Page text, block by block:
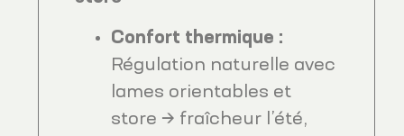
Confort thermique :
Régulation naturelle avec
lames orientables et
store → fraîcheur l’été,